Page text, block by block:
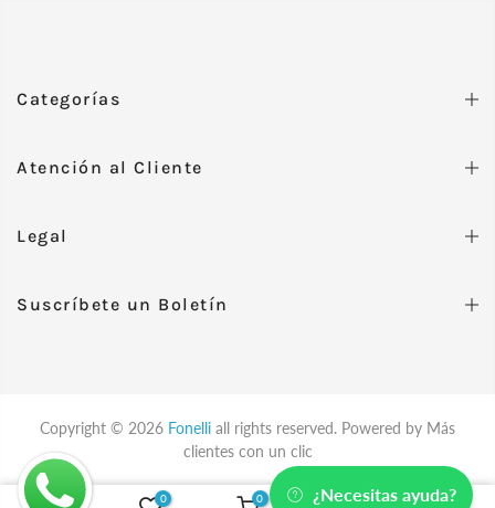
Categorías
Atención al Cliente
Legal
Suscríbete un Boletín
Copyright © 2026 Fonelli all rights reserved. Powered by Más
clientes con un clic
0 0 ¿Necesitas ayuda?